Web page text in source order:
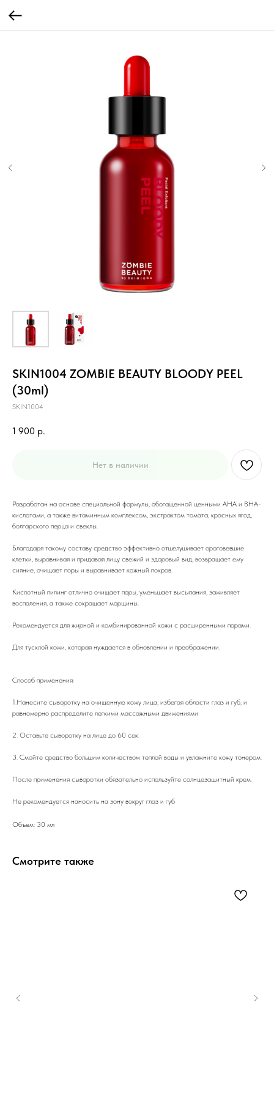
SKIN1004 ZOMBIE BEAUTY BLOODY PEEL
(30ml)
SKIN1004
1 900 р.
Нет в наличии
Разработан на основе специальной формулы, обогащенной ценными AHA и BHA-
кислотами, а также витаминным комплексом, экстрактом томата, красных ягод,
болгарского перца и свеклы.
Благодаря такому составу средство эффективно отшелушивает ороговевшие
клетки, выравнивая и придавая лицу свежий и здоровый вид, возвращает ему
сияние, очищает поры и выравнивает кожный покров.
Кислотный пилинг отлично очищает поры, уменьшает высыпания, заживляет
воспаления, а также сокращает морщины.
Рекомендуется для жирной и комбинированной кожи с расширенными порами.
Для тусклой кожи, которая нуждается в обновлении и преображении.
Способ применения:
1.Нанесите сыворотку на очищенную кожу лица, избегая области глаз и губ, и
равномерно распределите легкими массажными движениями
2. Оставьте сыворотку на лице до 60 сек.
3. Смойте средство большим количеством теплой воды и увлажните кожу тонером.
После применения сыворотки обязательно используйте солнцезащитный крем.
Не рекомендуется наносить на зону вокруг глаз и губ
Объем: 30 мл
Смотрите также